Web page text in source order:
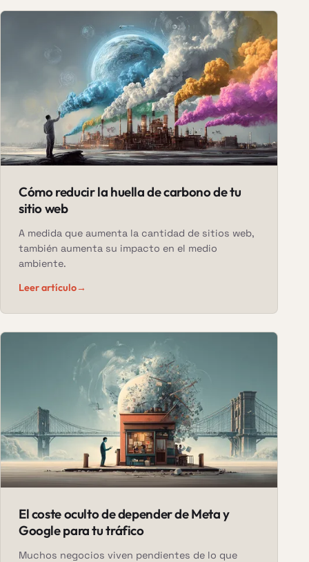
Cómo reducir la huella de carbono de tu
sitio web
A medida que aumenta la cantidad de sitios web,
también aumenta su impacto en el medio
ambiente.
Leer artículo→
El coste oculto de depender de Meta y
Google para tu tráfico
Muchos negocios viven pendientes de lo que